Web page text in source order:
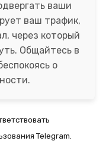
ваши
ваш трафик,
через который
Общайтесь в
о
Telegram.